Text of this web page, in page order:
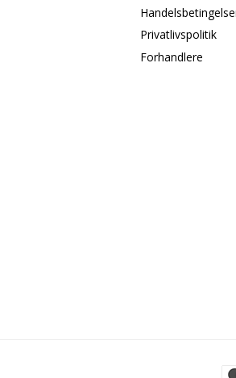
Privatlivspolitik
Forhandlere